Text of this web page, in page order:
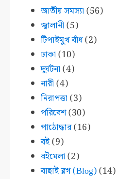
জাতীয় সমস্যা (56)
জ্বালানী (5)
টিপাইমুখ বাঁধ(2)
ঢাকা (10)
দুর্ঘটনা (4)
নারী (4)
নিরাপত্তা (3)
পরিবেশ(30)
পাঠোদ্ধার(16)
বই(9)
বইমেলা (2)
বাছাই ব্লগ (Blog)(14)